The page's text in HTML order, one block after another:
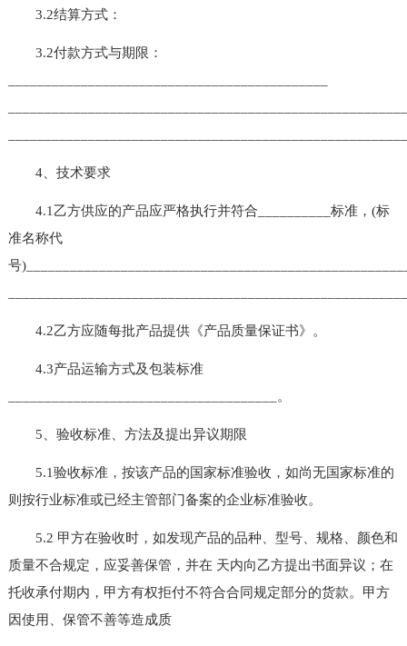
3.2结算方式：
3.2付款方式与期限：
4、技术要求
4.1乙方供应的产品应严格执行并符合__________标准，(标
准名称代
号
4.2乙方应随每批产品提供《产品质量保证书》。
4.3产品运输方式及包装标准
_____________________________________。
5、验收标准、方法及提出异议期限
5.1验收标准，按该产品的国家标准验收，如尚无国家标准的
则按行业标准或已经主管部门备案的企业标准验收。
5.2 甲方在验收时，如发现产品的品种、型号、规格、颜色和
质量不合规定，应妥善保管，并在 天内向乙方提出书面异议；在
托收承付期内，甲方有权拒付不符合合同规定部分的货款。甲方
因使用、保管不善等造成质